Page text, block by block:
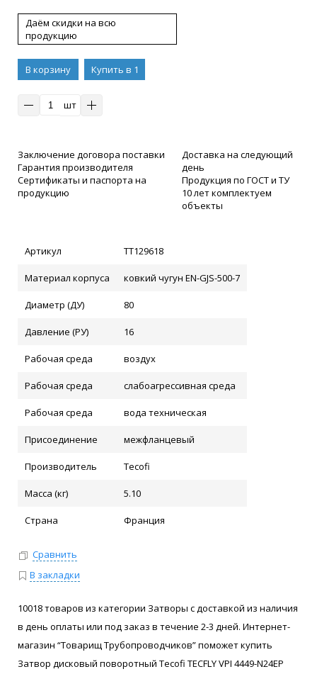
Даём скидки на всю
продукцию
В корзину
Купить в 1
шт
Заключение договора поставки
Гарантия производителя
Сертификаты и паспорта на
продукцию
Доставка на следующий
день
Продукция по ГОСТ и ТУ
10 лет комплектуем
объекты
Артикул ТТ129618
Материал корпуса ковкий чугун EN-GJS-500-7
Диаметр (ДУ) 80
Давление (РУ) 16
Рабочая среда воздух
Рабочая среда слабоагрессивная среда
Рабочая среда вода техническая
Присоединение межфланцевый
Производитель Tecofi
Масса (кг) 5.10
Страна Франция
Сравнить
В закладки
10018 товаров из категории Затворы с доставкой из наличия
в день оплаты или под заказ в течение 2-3 дней. Интернет-
магазин “Товарищ Трубопроводчиков” поможет купить
Затвор дисковый поворотный Tecofi TECFLY VPI 4449-N24EP